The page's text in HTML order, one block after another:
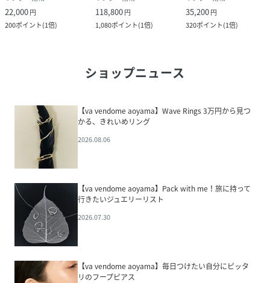
22,000円
200ポイント(1倍)
118,800円
1,080ポイント(1倍)
35,200円
320ポイント(1倍)
ショップニュース
【va vendome aoyama】Wave Rings 3万円から見つ
かる、きれいめリング
2026.08.06
【va vendome aoyama】Pack with me！旅に持って
行きたいジュエリーリスト
2026.07.30
【va vendome aoyama】毎日つけたい自分にピッタ
リのフープピアス